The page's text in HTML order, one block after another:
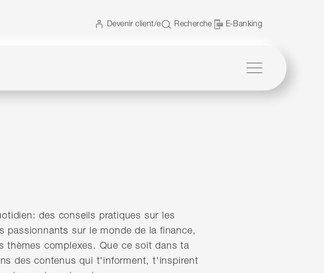
Devenir client/e Recherche E-Banking
des conseils pratiques sur les
passionnants sur le monde de la finance,
thèmes complexes. Que ce soit dans ta
des contenus qui t'informent, t'inspirent